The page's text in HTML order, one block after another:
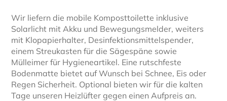
Wir liefern die mobile Komposttoilette inklusive
Solarlicht mit Akku und Bewegungsmelder, weiters
mit Klopapierhalter, Desinfektionsmittelspender,
einem Streukasten für die Sägespäne sowie
Mülleimer für Hygieneartikel. Eine rutschfeste
Bodenmatte bietet auf Wunsch bei Schnee, Eis oder
Regen Sicherheit. Optional bieten wir für die kalten
Tage unseren Heizlüfter gegen einen Aufpreis an.